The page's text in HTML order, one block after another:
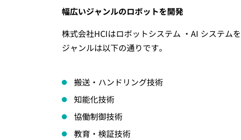
幅広いジャンルのロボットを開発
株式会社HCIはロボットシステム ・AI システム
ジャンルは以下の通りです。
搬送・ハンドリング技術
知能化技術
協働制御技術
教育・検証技術